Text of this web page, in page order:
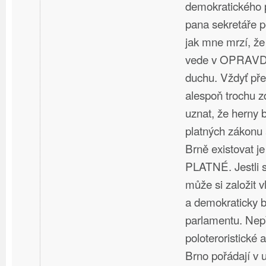
demokratického
pana sekretáře
jak mne mrzí,
vede v
duchu. Vždyť
alespoň trochu
uznat, že herny
platných
Brně existovat
PLATNÉ. Jestli
může si založit
a demokraticky
parlamentu.
poloteroristické
Brno pořádají v